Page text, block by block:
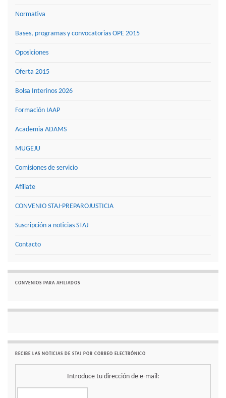
Normativa
Bases, programas y convocatorias OPE 2015
Oposiciones
Oferta 2015
Bolsa Interinos 2026
Formación IAAP
Academia ADAMS
MUGEJU
Comisiones de servicio
Afíliate
CONVENIO STAJ-PREPAROJUSTICIA
Suscripción a noticias STAJ
Contacto
CONVENIOS PARA AFILIADOS
RECIBE LAS NOTICIAS DE STAJ POR CORREO ELECTRÓNICO
Introduce tu dirección de e-mail: